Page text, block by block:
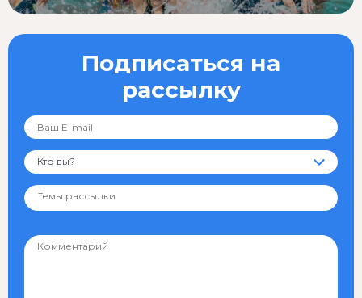
Подписаться на
рассылку
Кто вы?